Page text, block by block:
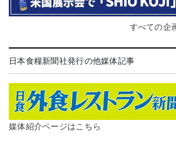
すべての企
日本食糧新聞社発行の他媒体記事
媒体紹介ページはこちら